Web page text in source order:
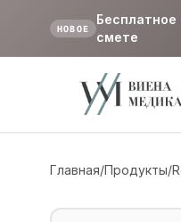
НОВОЕ
Бесплатное
смете
Главная/Продукты/